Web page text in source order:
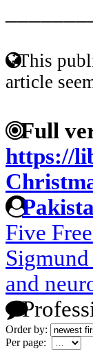
This
article
Full
https://
Five
and
Order by:
Per page: